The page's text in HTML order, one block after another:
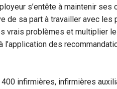
s’entête à maintenir
de sa part à travailler avec
vrais problèmes et multiplier
l’application des
400 infirmières, infirmières